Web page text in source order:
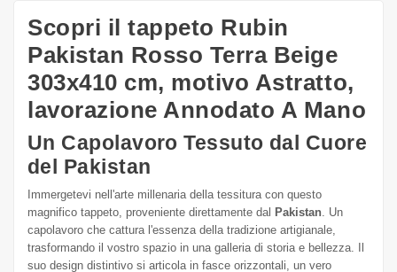
Scopri il tappeto Rubin
Pakistan Rosso Terra Beige
303x410 cm, motivo Astratto,
lavorazione Annodato A Mano
Un Capolavoro Tessuto dal Cuore
del Pakistan
Immergetevi nell'arte millenaria della tessitura con questo
magnifico tappeto, proveniente direttamente dal Pakistan. Un
capolavoro che cattura l'essenza della tradizione artigianale,
trasformando il vostro spazio in una galleria di storia e bellezza. Il
suo design distintivo si articola in fasce orizzontali, un vero